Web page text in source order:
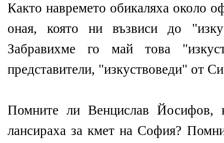
Както навремето обикаляха около
оная, която ни възвиси до
Забравихме го май това
представители, "изкуствоведи" от
Помните ли Венцислав Йосифов,
лансираха за кмет на София?